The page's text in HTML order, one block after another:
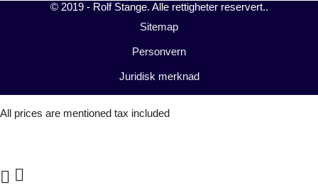
© 2019 - Rolf Stange. Alle rettigheter reservert..
Sitemap
Personvern
Juridisk merknad
All prices are mentioned tax included

